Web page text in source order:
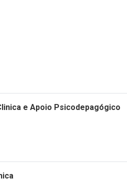
e Apoio Psicodepagógico